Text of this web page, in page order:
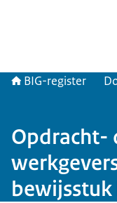
BIG-register
Opdracht-